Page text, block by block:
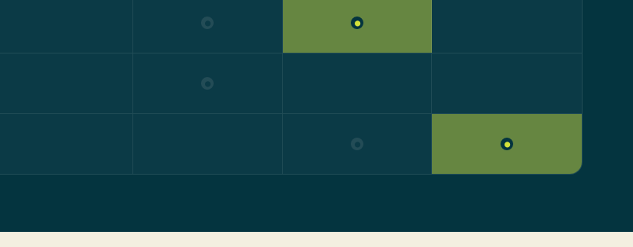
● ●
●
● ●